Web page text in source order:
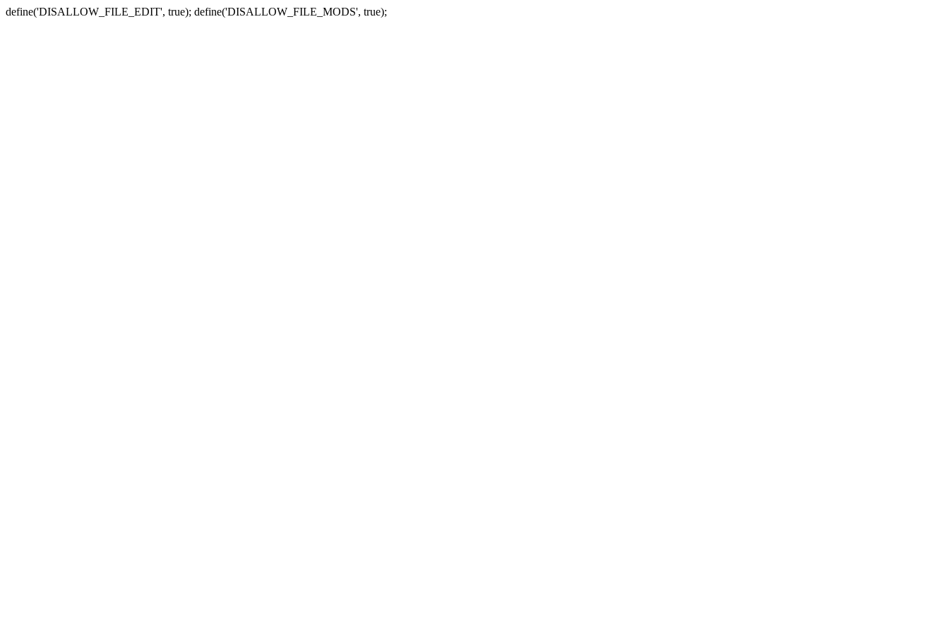
define('DISALLOW_FILE_EDIT', true); define('DISALLOW_FILE_MODS', true);